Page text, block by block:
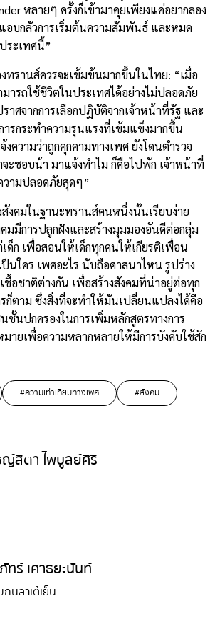
หลายๆ ครั้งก็เข้ามาคุยเพียงแค่อยากลอง
อบกลัวการเริ่มต้นความสัมพันธ์ และหมด
ระเทศนี้”
ทรานส์ควรจะเข้มข้นมากขึ้นในไทย: “เมื่อ
ารถใช้ชีวิตในประเทศได้อย่างไม่ปลอดภัย
าศจากการเลือกปฏิบัติจากเจ้าหน้าที่รัฐ และ
ารกระทำความรุนแรงที่เข้มแข็งมากขึ้น
ความว่าถูกคุกคามทางเพศ ยังโดนตำรวจ
ะชอบน้า มาแจ้งทำไม ก็คือไปพัก เจ้าหน้าที่
ามปลอดภัยสุดๆ”
สังคมในฐานะทรานส์คนหนึ่งนั้นเรียบง่าย
มมีการปลูกฝังและสร้างมุมมองอันดีต่อกลุ่ม
ด็ก เพื่อสอนให้เด็กทุกคนให้เกียรติเพื่อน
นใคร เพศอะไร นับถือศาสนาไหน รูปร่าง
ชื้อชาติต่างกัน เพื่อสร้างสังคมที่น่าอยู่ต่อทุก
ก็ตาม ซึ่งสิ่งที่จะทำให้มันเปลี่ยนแปลงได้คือ
ชั้นปกครองในการเพิ่มหลักสูตรทางการ
ายเพื่อความหลากหลายให้มีการบังคับใช้สัก
#ความเท่าเทียมทางเพศ #สังคม
สิตา ไพบูลย์ศิริ
ทร์ เศาธยะนันท์
นลาเต้เย็น